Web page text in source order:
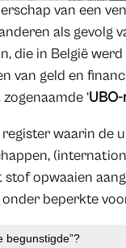
van een
als gevolg
die in België
van geld en
‘
waarin de
opwaaien
beperkte
begunstigde”?